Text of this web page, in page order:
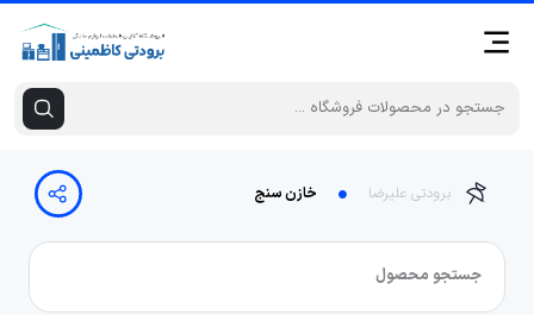
برودتی علیرضا خازن سنج
جستجو محصول